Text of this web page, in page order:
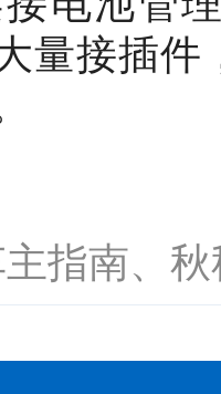
量接插
指南、